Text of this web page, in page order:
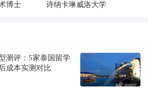
博士 诗纳卡琳威洛大学
测评：5家泰国留学
成本实测对比